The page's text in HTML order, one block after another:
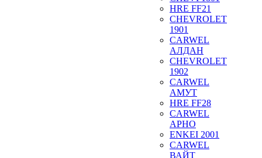
HRE FF21
CHEVROLET
1901
CARWEL
АЛДАН
CHEVROLET
1902
CARWEL
АМУТ
HRE FF28
CARWEL
АРНО
ENKEI 2001
CARWEL
ВАЙТ